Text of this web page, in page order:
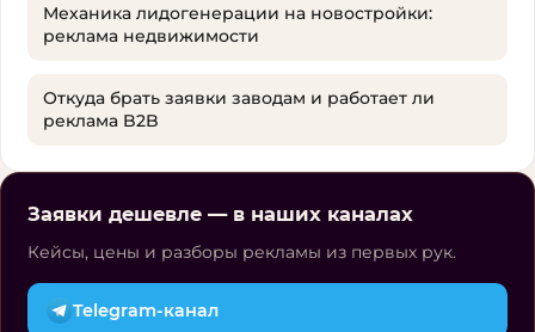
Механика лидогенерации на новостройки:
реклама недвижимости
Откуда брать заявки заводам и работает ли
реклама B2B
Заявки дешевле — в наших каналах
Кейсы, цены и разборы рекламы из первых рук.
Telegram-канал